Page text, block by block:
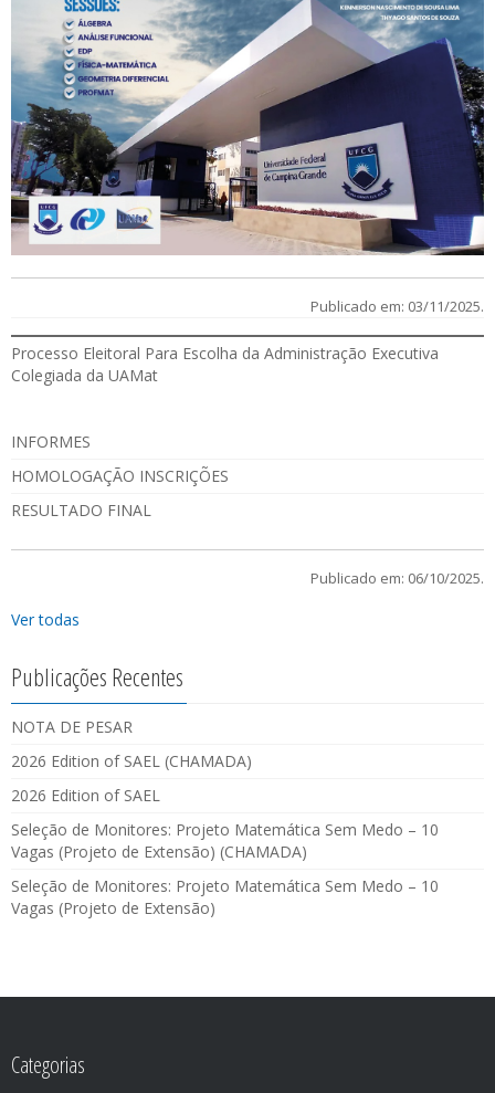
Publicado em: 03/11/2025.
Processo Eleitoral Para Escolha da Administração Executiva
Colegiada da UAMat
INFORMES
HOMOLOGAÇÃO INSCRIÇÕES
RESULTADO FINAL
Publicado em: 06/10/2025.
Ver todas
Publicações Recentes
NOTA DE PESAR
2026 Edition of SAEL (CHAMADA)
2026 Edition of SAEL
Seleção de Monitores: Projeto Matemática Sem Medo – 10
Vagas (Projeto de Extensão) (CHAMADA)
Seleção de Monitores: Projeto Matemática Sem Medo – 10
Vagas (Projeto de Extensão)
Categorias